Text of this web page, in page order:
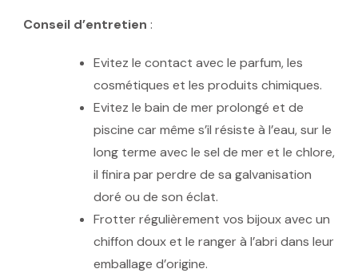
Conseil d’entretien :
Evitez le contact avec le parfum, les
cosmétiques et les produits chimiques.
Evitez le bain de mer prolongé et de
piscine car même s’il résiste à l’eau, sur le
long terme avec le sel de mer et le chlore,
il finira par perdre de sa galvanisation
doré ou de son éclat.
Frotter régulièrement vos bijoux avec un
chiffon doux et le ranger à l’abri dans leur
emballage d’origine.